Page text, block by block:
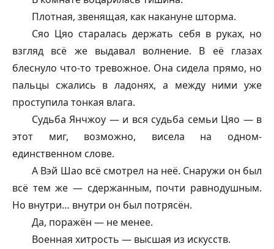
Плотная, звенящая, как накануне шторма.
Сяо Цяо старалась держать себя в руках, но
взгляд всё же выдавал волнение. В её глазах
блеснуло что-то тревожное. Она сидела прямо, но
пальцы сжались в ладонях, а между ними уже
проступила тонкая влага.
Судьба Янчжоу — и вся судьба семьи Цяо — в
этот миг, возможно, висела на одном-
единственном слове.
А Вэй Шао всё смотрел на неё. Снаружи он был
всё тем же — сдержанным, почти равнодушным.
Но внутри… внутри он был потрясён.
Да, поражён — не менее.
Военная хитрость — высшая из искусств.